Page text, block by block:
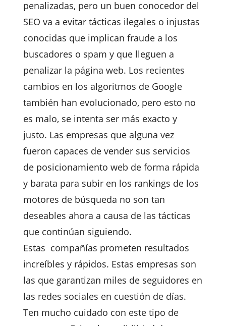
penalizadas, pero un buen conocedor del
SEO va a evitar tácticas ilegales o injustas
conocidas que implican fraude a los
buscadores o spam y que lleguen a
penalizar la página web. Los recientes
cambios en los algoritmos de Google
también han evolucionado, pero esto no
es malo, se intenta ser más exacto y
justo. Las empresas que alguna vez
fueron capaces de vender sus servicios
de posicionamiento web de forma rápida
y barata para subir en los rankings de los
motores de búsqueda no son tan
deseables ahora a causa de las tácticas
que continúan siguiendo.
Estas compañías prometen resultados
increíbles y rápidos. Estas empresas son
las que garantizan miles de seguidores en
las redes sociales en cuestión de días.
Ten mucho cuidado con este tipo de